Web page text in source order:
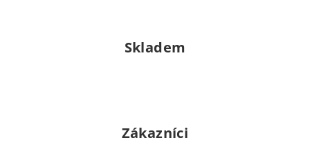
Skladem
Zákazníci